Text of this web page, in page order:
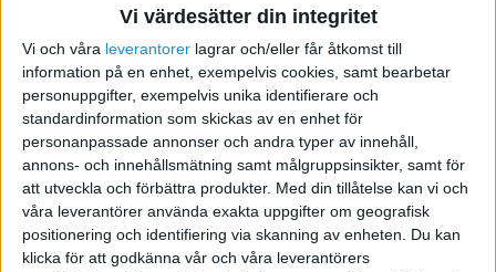
Vi värdesätter din integritet
Vi och våra leverantorer lagrar och/eller får åtkomst till
information på en enhet, exempelvis cookies, samt bearbetar
personuppgifter, exempelvis unika identifierare och
standardinformation som skickas av en enhet för
personanpassade annonser och andra typer av innehåll,
annons- och innehållsmätning samt målgruppsinsikter, samt för
att utveckla och förbättra produkter. Med din tillåtelse kan vi och
våra leverantörer använda exakta uppgifter om geografisk
positionering och identifiering via skanning av enheten. Du kan
klicka för att godkänna vår och våra leverantörers
ska faktiskt ta o testa det programmet...brukar
kolla tv program på tv.nu men dom har inte alla
kanaler som jag har så...
Ben
2005-10-11 12:24